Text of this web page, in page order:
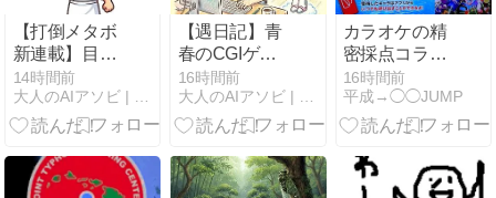
【打倒メタボ
新連載】目指
せ−30kg！リ
ュウジ氏の
「超痩せチャ
ック長コック
ンが大解剖！
14時間前
【遇日記】青
春のCGIゲー
ム『箱庭諸
島』をWEB魚
拓で再会し、
進再構築を始
めたら...Menu
16時間前
カラオケの精
密採点コラボ
でワンピース
ウィーアーで
カットイン演
16時間前
平成→◯◯JUMP